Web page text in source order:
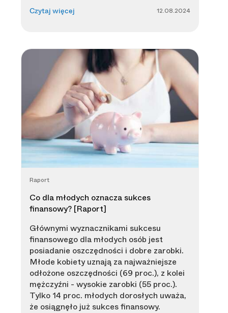
Czytaj więcej 12.08.2024
Raport
Co dla młodych oznacza sukces
finansowy? [Raport]
Głównymi wyznacznikami sukcesu
finansowego dla młodych osób jest
posiadanie oszczędności i dobre zarobki.
Młode kobiety uznają za najważniejsze
odłożone oszczędności (69 proc.), z kolei
mężczyźni - wysokie zarobki (55 proc.).
Tylko 14 proc. młodych dorosłych uważa,
że osiągnęło już sukces finansowy.